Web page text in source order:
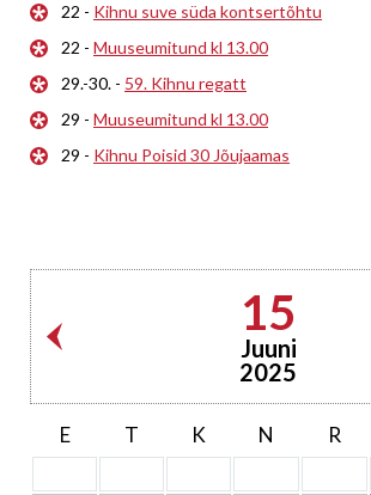
22 - Kihnu suve süda kontsertõhtu
22 - Muuseumitund kl 13.00
29.-30. - 59. Kihnu regatt
29 - Muuseumitund kl 13.00
29 - Kihnu Poisid 30 Jõujaamas
15
Juuni
2025
E T K N R